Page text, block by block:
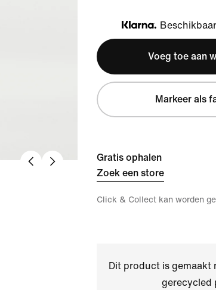
Klarna
Voeg toe aan
Markeer als
Gratis ophalen
Zoek een store
Click & Collect kan worden
Dit product is gemaakt
gerecycled